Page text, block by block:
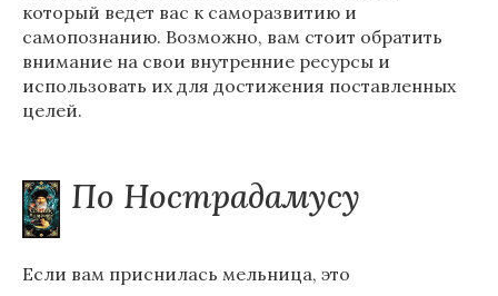
который ведет вас к саморазвитию и
самопознанию. Возможно, вам стоит обратить
внимание на свои внутренние ресурсы и
использовать их для достижения поставленных
целей.
По Нострадамусу
Если вам приснилась мельница, это